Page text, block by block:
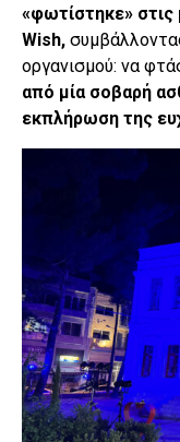
«φωτίστηκε»
Wish,
οργανισμού: να
από μία σοβαρή
εκπλήρωση της